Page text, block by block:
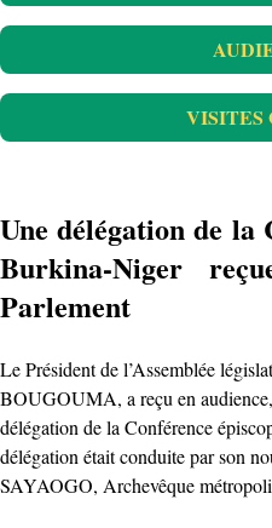
VISITES
Une délégation de la
Burkina-Niger
Parlement
Le Président de l’Assemblée
BOUGOUMA, a reçu en
délégation de la Conférence
délégation était conduite par son
SAYAOGO, Archevêque